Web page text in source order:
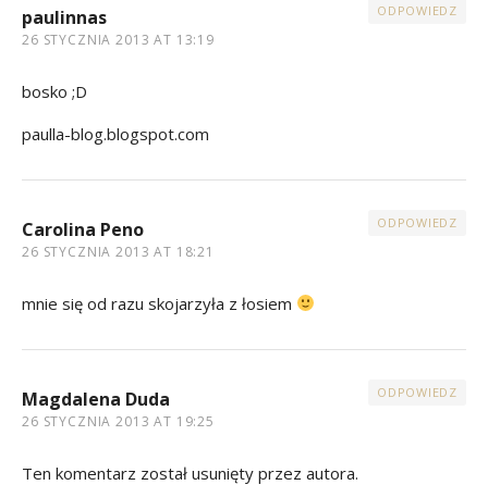
paulinnas
26 STYCZNIA 2013 AT 13:19
ODPOWIEDZ
bosko ;D
paulla-blog.blogspot.com
Carolina Peno
26 STYCZNIA 2013 AT 18:21
ODPOWIEDZ
mnie się od razu skojarzyła z łosiem
Magdalena Duda
26 STYCZNIA 2013 AT 19:25
ODPOWIEDZ
Ten komentarz został usunięty przez autora.